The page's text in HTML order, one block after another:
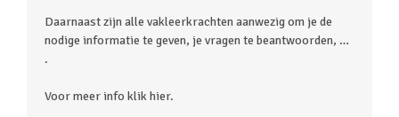
Daarnaast zijn alle vakleerkrachten aanwezig om je de
nodige informatie te geven, je vragen te beantwoorden, …
.
Voor meer info klik hier.